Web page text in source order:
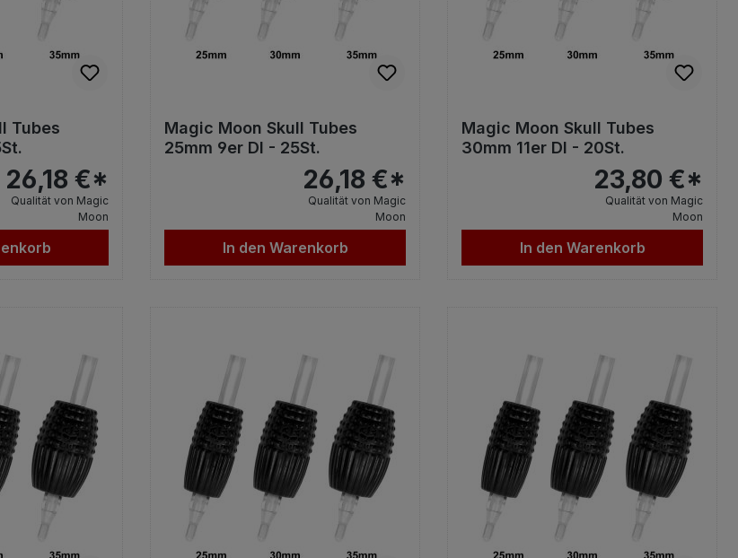
Tubes
26,18 €*
Qualität von Magic
Moon
Magic Moon Skull Tubes
25mm 9er DI - 25St.
26,18 €*
Qualität von Magic
Moon
In den Warenkorb
Magic Moon Skull Tubes
30mm 11er DI - 20St.
23,80 €*
Qualität von Magic
Moon
In den Warenkorb